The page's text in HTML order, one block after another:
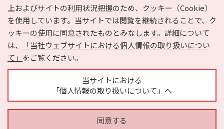
上およびサイトの利用状況把握のため、クッキー（Cookie）
を使用しています。当サイトでは閲覧を継続されることで、ク
ッキーの使用に同意されたものとみなします。詳細について
は、
「当社ウェブサイトにおける個人情報の取り扱いについ
て」 をご覧ください。
当サイトにおける
「個人情報の取り扱いについて」へ
同意する
e-NAVITA（イーナビタ）とは？ お気に入り
ヘルプ
利用規約
個人情報の取り扱いについて
運営会社
サイトマップ
広告掲載に関するお問い合わせ